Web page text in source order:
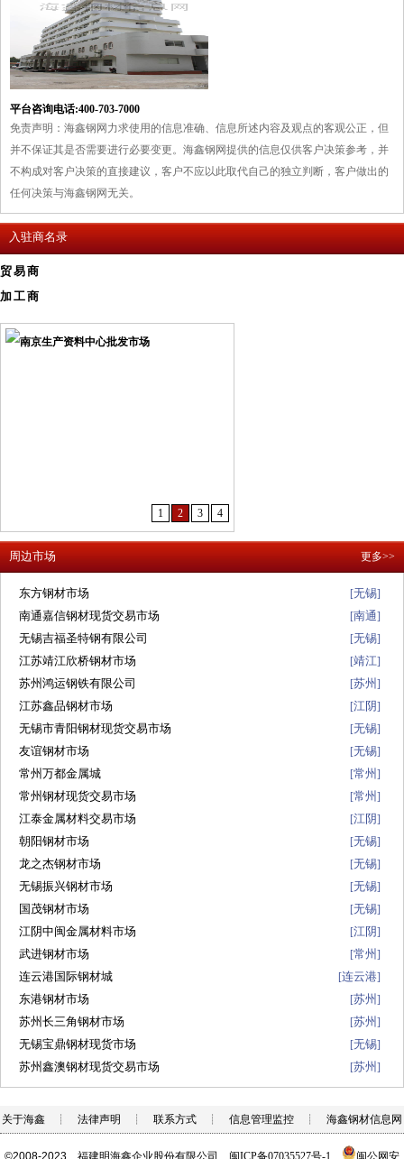
平台咨询电话:400-703-7000
免责声明：海鑫钢网力求使用的信息准确、信息所述内容及观点的客观公正，但
并不保证其是否需要进行必要变更。海鑫钢网提供的信息仅供客户决策参考，并
不构成对客户决策的直接建议，客户不应以此取代自己的独立判断，客户做出的
任何决策与海鑫钢网无关。
入驻商名录
贸易商
加工商
1 2 3 4
周边市场 更多>>
[无锡]
东方钢材市场
[南通]
南通嘉信钢材现货交易市场
[无锡]
无锡吉福圣特钢有限公司
[靖江]
江苏靖江欣桥钢材市场
[苏州 ]
苏州鸿运钢铁有限公司
[江阴]
江苏鑫品钢材市场
[无锡]
无锡市青阳钢材现货交易市场
[无锡]
友谊钢材市场
[常州 ]
常州万都金属城
[常州 ]
常州钢材现货交易市场
[江阴]
江泰金属材料交易市场
[无锡]
朝阳钢材市场
[无锡]
龙之杰钢材市场
[无锡]
无锡振兴钢材市场
[无锡]
国茂钢材市场
[江阴]
江阴中闽金属材料市场
[常州 ]
武进钢材市场
[连云港]
连云港国际钢材城
[苏州 ]
东港钢材市场
[苏州 ]
苏州长三角钢材市场
[无锡]
无锡宝鼎钢材现货市场
[苏州 ]
苏州鑫澳钢材现货交易市场
关于海鑫 ┊ 法律声明 ┊ 联系方式 ┊ 信息管理监控 ┊ 海鑫钢材信息网
©2008-2023 福建明海鑫企业股份有限公司 闽ICP备07035527号-1 闽公网安